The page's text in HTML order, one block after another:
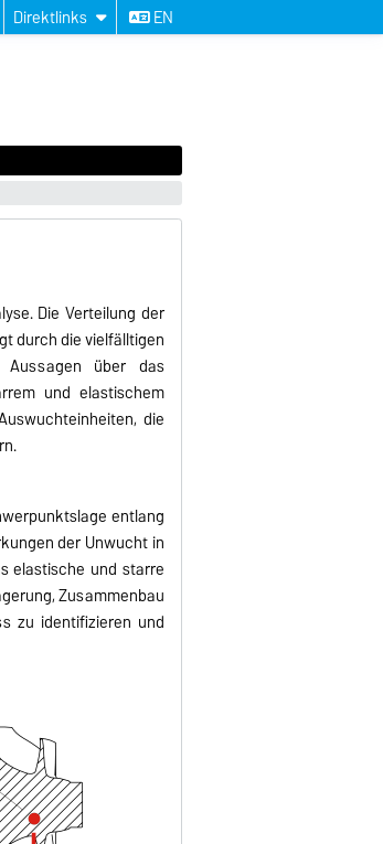
Direktlinks EN
Die Verteilung der
durch die vielfälltigen
Aussagen über das
und elastischem
die
entlang
der Unwucht in
elastische und starre
Zusammenbau
zu identifizieren und